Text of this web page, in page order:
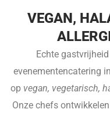
VEGAN,
Echte
evenementencatering
op vegan, vegetarisch,
Onze chefs